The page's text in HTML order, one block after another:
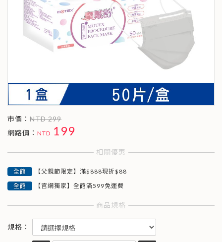
市價： NTD 299
網路價：
199
相關優惠
【父親節限定】滿$888現折$88
【官網獨家】全館滿599免運費
商品規格